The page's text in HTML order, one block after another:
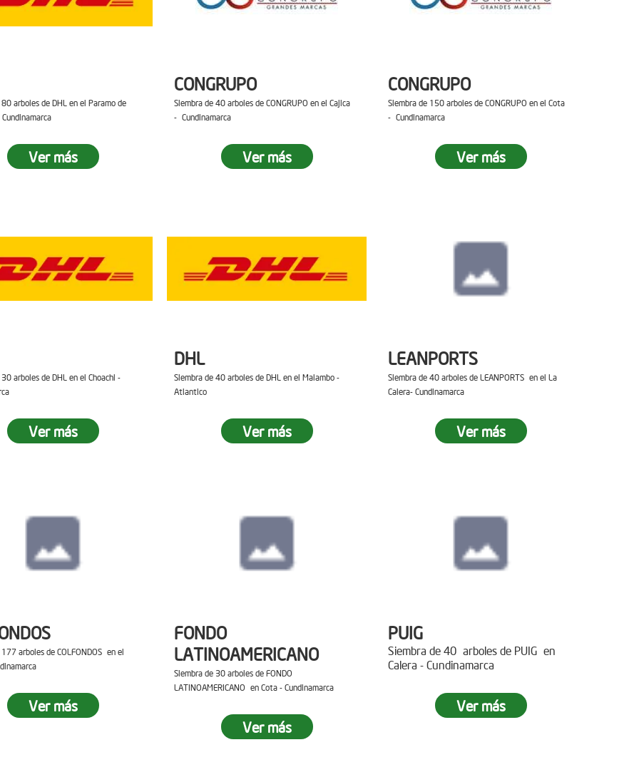
arboles de DHL en el Paramo de
Ver más
CONGRUPO
Siembra de 40 arboles de CONGRUPO en el Cajica
- Cundinamarca
Ver más
CONGRUPO
Siembra de 150 arboles de CONGRUPO en el Cota
- Cundinamarca
Ver más
arboles de DHL en el Choachi -
Ver más
DHL
Siembra de 40 arboles de DHL en el Malambo -
Atlantico
Ver más
LEANPORTS
Siembra de 40 arboles de LEANPORTS en el La
Calera- Cundinamarca
Ver más
arboles de COLFONDOS en el
Ver más
FONDO
LATINOAMERICANO
Siembra de 30 arboles de FONDO
LATINOAMERICANO en Cota - Cundinamarca
Ver más
PUIG
Siembra de 40 arboles de PUIG en
Calera - Cundinamarca
Ver más